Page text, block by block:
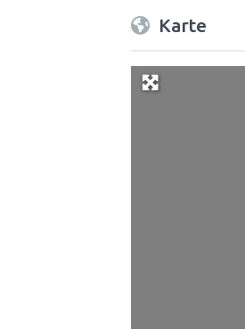
Karte